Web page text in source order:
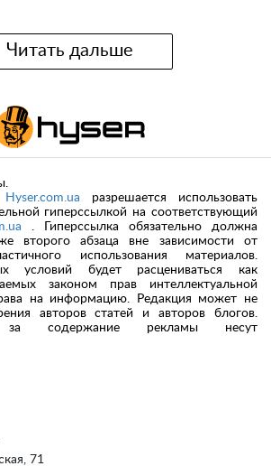
Читать дальше
71
Hyser.com.ua разрешается использовать
гиперссылкой на соответствующий
. Гиперссылка обязательно должна
второго абзаца вне зависимости от
использования материалов.
условий будет расцениваться как
законом прав интеллектуальной
на информацию. Редакция может не
авторов статей и авторов блогов.
за содержание рекламы несут